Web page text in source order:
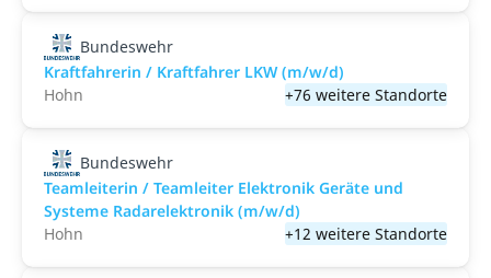
Bundeswehr
Kraftfahrerin / Kraftfahrer LKW (m/w/d)
Hohn
+76 weitere Standorte
Bundeswehr
Teamleiterin / Teamleiter Elektronik Geräte und
Systeme Radarelektronik (m/w/d)
Hohn
+12 weitere Standorte